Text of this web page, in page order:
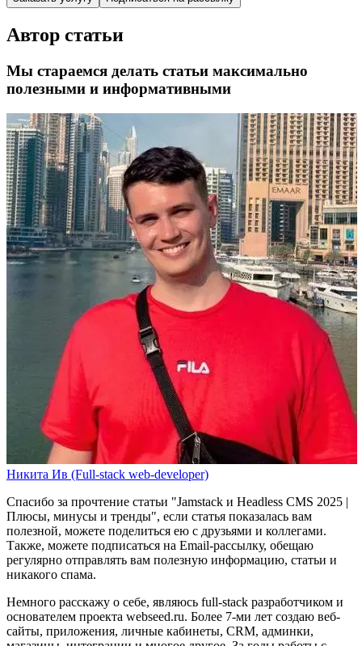
Автор статьи
Мы стараемся делать статьи максимально
полезными и информативными
Никита Ив (Full-stack web-developer)
Спасибо за прочтение статьи "Jamstack и Headless CMS 2025 |
Плюсы, минусы и тренды", если статья показалась вам
полезной, можете поделиться ею с друзьями и коллегами.
Также, можете подписаться на Email-рассылку, обещаю
регулярно отправлять вам полезную информацию, статьи и
никакого спама.
Немного расскажу о себе, являюсь full-stack разработчиком и
основателем проекта webseed.ru. Более 7-ми лет создаю веб-
сайты, приложения, личные кабинеты, CRM, админки,